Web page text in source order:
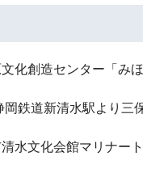
化創造センター「み
岡鉄道新清水駅より
水文化会館マリナート